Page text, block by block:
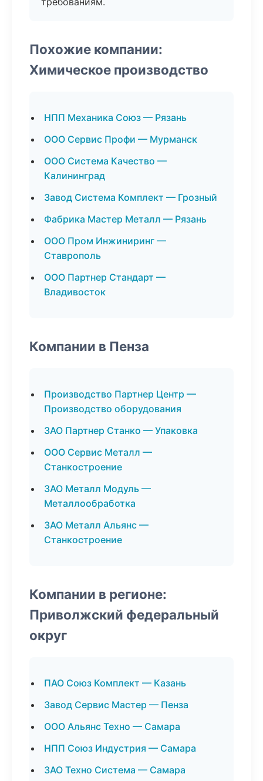
Похожие компании:
Химическое производство
НПП Механика Союз — Рязань
ООО Сервис Профи — Мурманск
ООО Система Качество —
Калининград
Завод Система Комплект — Грозный
Фабрика Мастер Металл — Рязань
ООО Пром Инжиниринг —
Ставрополь
ООО Партнер Стандарт —
Владивосток
Компании в Пенза
Производство Партнер Центр —
Производство оборудования
ЗАО Партнер Станко — Упаковка
ООО Сервис Металл —
Станкостроение
ЗАО Металл Модуль —
Металлообработка
ЗАО Металл Альянс —
Станкостроение
Компании в регионе:
Приволжский федеральный
округ
ПАО Союз Комплект — Казань
Завод Сервис Мастер — Пенза
ООО Альянс Техно — Самара
НПП Союз Индустрия — Самара
ЗАО Техно Система — Самара